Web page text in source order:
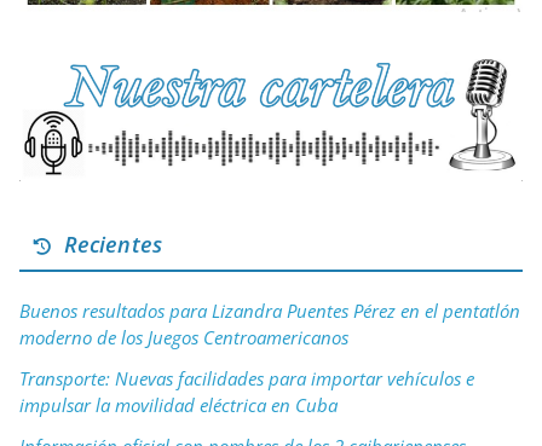
Recientes
Buenos resultados para Lizandra Puentes Pérez en el pentatlón
moderno de los Juegos Centroamericanos
Transporte: Nuevas facilidades para importar vehículos e
impulsar la movilidad eléctrica en Cuba